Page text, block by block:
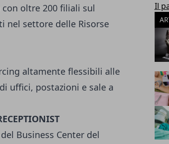
oltre 200 filiali sul
nel settore delle Risorse
altamente flessibili alle
uffici, postazioni e sale a
Business Center del
Il